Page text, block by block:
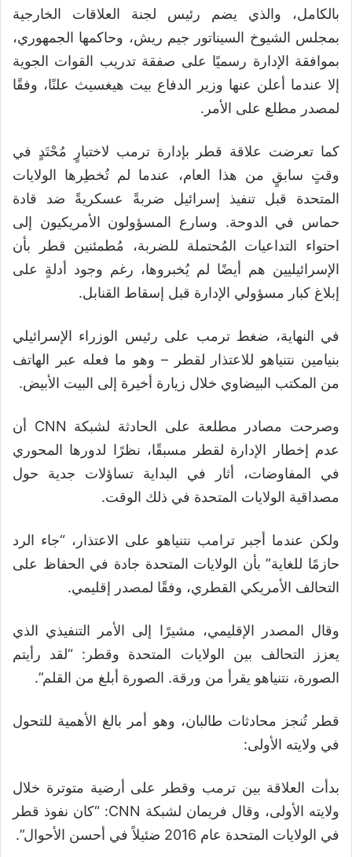
بالكامل، والذي يضم رئيس لجنة العلاقات الخارجية
بمجلس الشيوخ السيناتور جيم ريش، وحاكمها الجمهوري،
بموافقة الإدارة رسميًا على صفقة تدريب القوات الجوية
إلا عندما أعلن عنها وزير الدفاع بيت هيغسيث علنًا، وفقًا
لمصدر مطلع على الأمر.
كما تعرضت علاقة قطر بإدارة ترمب لاختبارٍ مُحْتَدٍ في
وقتٍ سابقٍ من هذا العام، عندما لم تُخطِرها الولايات
المتحدة قبل تنفيذ إسرائيل ضربةً عسكريةً ضد قادة
حماس في الدوحة. وسارع المسؤولون الأمريكيون إلى
احتواء التداعيات المُحتملة للضربة، مُطمئنين قطر بأن
الإسرائيليين هم أيضًا لم يُخبروها، رغم وجود أدلةٍ على
إبلاغ كبار مسؤولي الإدارة قبل إسقاط القنابل.
في النهاية، ضغط ترمب على رئيس الوزراء الإسرائيلي
بنيامين نتنياهو للاعتذار لقطر – وهو ما فعله عبر الهاتف
من المكتب البيضاوي خلال زيارة أخيرة إلى البيت الأبيض.
وصرحت مصادر مطلعة على الحادثة لشبكة CNN أن
عدم إخطار الإدارة لقطر مسبقًا، نظرًا لدورها المحوري
في المفاوضات، أثار في البداية تساؤلات جدية حول
مصداقية الولايات المتحدة في ذلك الوقت.
ولكن عندما أجبر ترامب نتنياهو على الاعتذار، “جاء الرد
حازمًا للغاية” بأن الولايات المتحدة جادة في الحفاظ على
التحالف الأمريكي القطري، وفقًا لمصدر إقليمي.
وقال المصدر الإقليمي، مشيرًا إلى الأمر التنفيذي الذي
يعزز التحالف بين الولايات المتحدة وقطر: “لقد رأيتم
الصورة، نتنياهو يقرأ من ورقة. الصورة أبلغ من القلم”.
قطر تُنجز محادثات طالبان، وهو أمر بالغ الأهمية للتحول
في ولايته الأولى:
بدأت العلاقة بين ترمب وقطر على أرضية متوترة خلال
ولايته الأولى، وقال فريمان لشبكة CNN: “كان نفوذ قطر
في الولايات المتحدة عام 2016 ضئيلاً في أحسن الأحوال”.